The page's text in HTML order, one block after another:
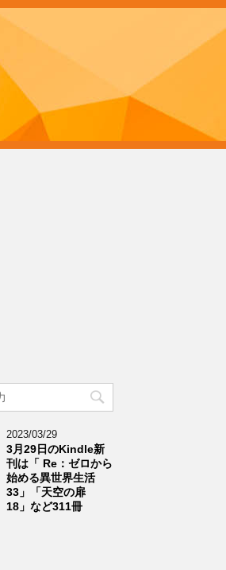
2023/03/29
3月29日のKindle新
刊は「 Re：ゼロから
始める異世界生活
33」「天空の扉
18」など311冊